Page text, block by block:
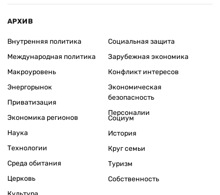
АРХИВ
Внутренняя политика
Международная политика
Макроуровень
Энергорынок
Приватизация
Экономика регионов
Социальная защита
Зарубежная экономика
Конфликт интересов
Экономическая
безопасность
Персоналии
Наука
Технологии
Среда обитания
Церковь
Социум
История
Круг семьи
Туризм
Собственность